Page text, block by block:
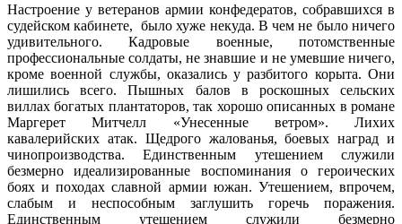
Настроение у ветеранов армии конфедератов, собравшихся в
судейском кабинете, было хуже некуда. В чем не было ничего
удивительного. Кадровые военные, потомственные
профессиональные солдаты, не знавшие и не умевшие ничего,
кроме военной службы, оказались у разбитого корыта. Они
лишились всего. Пышных балов в роскошных сельских
виллах богатых плантаторов, так хорошо описанных в романе
Маргерет Митчелл «Унесенные ветром». Лихих
кавалерийских атак. Щедрого жалованья, боевых наград и
чинопроизводства. Единственным утешением служили
безмерно идеализированные воспоминания о героических
боях и походах славной армии южан. Утешением, впрочем,
слабым и неспособным заглушить горечь поражения.
Единственным утешением служили безмерно